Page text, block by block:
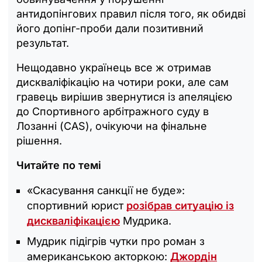
антидопінгових правил після того, як обидві
його допінг-проби дали позитивний
результат.
Нещодавно українець все ж отримав
дискваліфікацію на чотири роки, але сам
гравець вирішив звернутися із апеляцією
до Спортивного арбітражного суду в
Лозанні (CAS), очікуючи на фінальне
рішення.
Читайте по темі
«Скасування санкції не буде»:
спортивний юрист розібрав ситуацію із
дискваліфікацією Мудрика.
Мудрик підігрів чутки про роман з
американською акторкою: Джордін